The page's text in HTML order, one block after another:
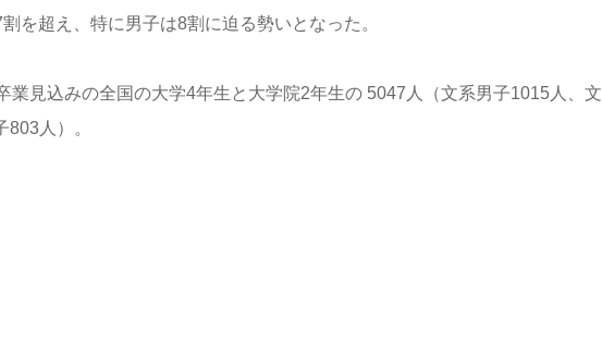
を超え、特に男子は8割に迫る勢いとなった。
業見込みの全国の大学4年生と大学院2年生の 5047人（文系男子1015人、文
人）。